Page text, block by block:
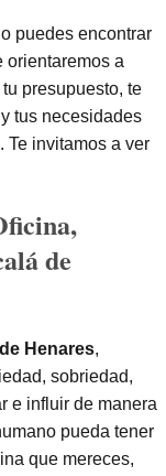
puedes encontrar
orientaremos a
presupuesto, te
tus necesidades
Te invitamos a ver
de
Henares,
sobriedad,
e influir de manera
pueda tener
que mereces,